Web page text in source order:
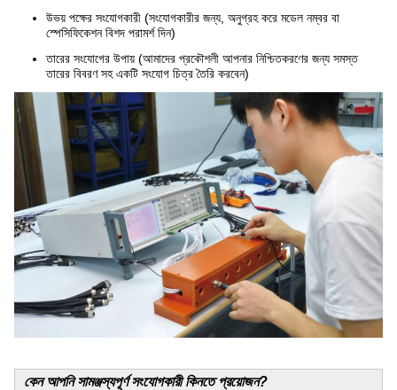
উভয় পক্ষের সংযোগকারী (সংযোগকারীর জন্য, অনুগ্রহ করে মডেল নম্বর বা
স্পেসিফিকেশন বিশদ পরামর্শ দিন)
তারের সংযোগের উপায় (আমাদের প্রকৌশলী আপনার নিশ্চিতকরণের জন্য সমস্ত
তারের বিবরণ সহ একটি সংযোগ চিত্র তৈরি করবেন)
কেন আপনি সামঞ্জস্যপূর্ণ সংযোগকারী কিনতে প্রয়োজন?